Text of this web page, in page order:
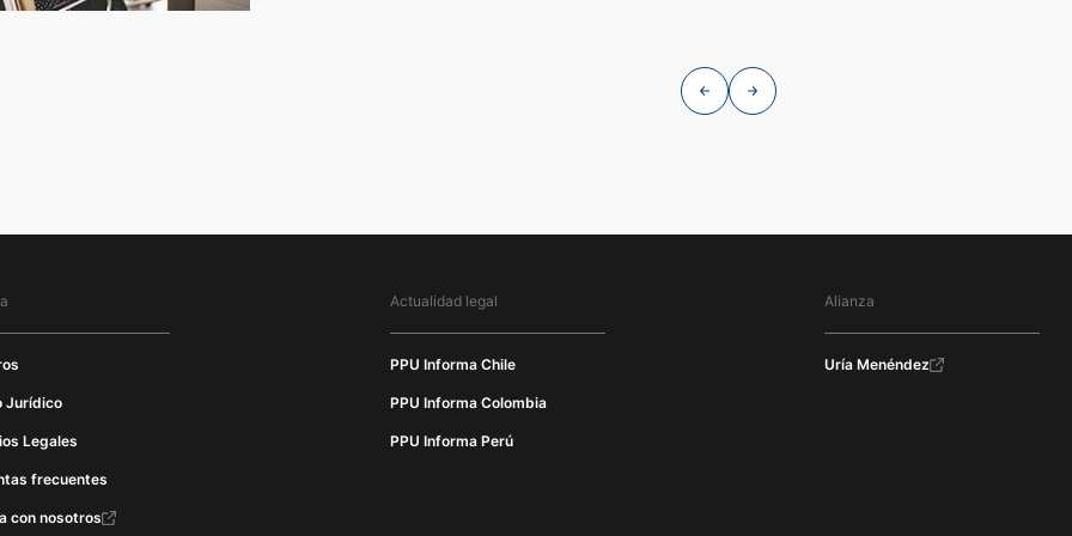
Jurídico
Legales
frecuentes
con nosotros
Actualidad legal
PPU Informa Chile
PPU Informa Colombia
PPU Informa Perú
Alianza
Uría Menéndez